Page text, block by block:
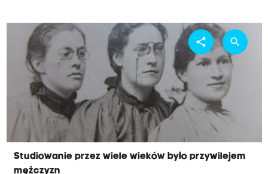
Studiowanie przez wiele wieków było przywilejem
mężczyzn
share search